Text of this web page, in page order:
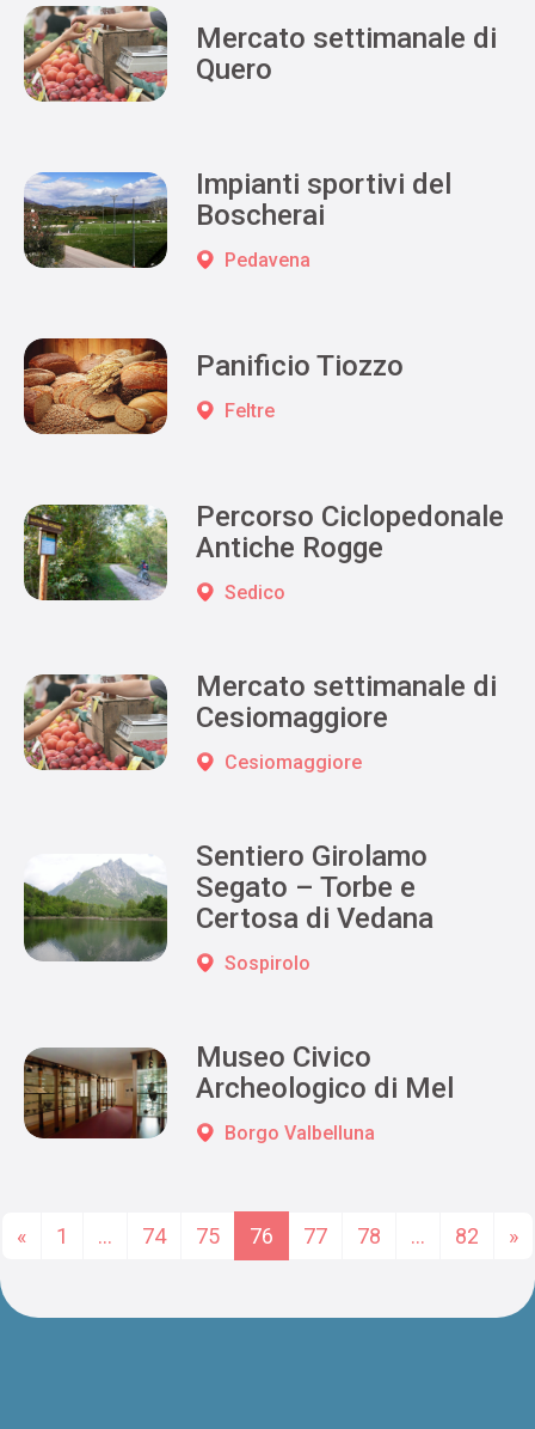
Mercato settimanale di
Quero
Impianti sportivi del
Boscherai
Pedavena
Panificio Tiozzo
Feltre
Percorso Ciclopedonale
Antiche Rogge
Sedico
Mercato settimanale di
Cesiomaggiore
Cesiomaggiore
Sentiero Girolamo
Segato – Torbe e
Certosa di Vedana
Sospirolo
Museo Civico
Archeologico di Mel
Borgo Valbelluna
Posts navigation
« 1 … 74 75 76 77 78 … 82 »